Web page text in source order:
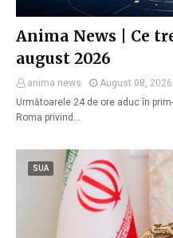
Anima News | Ce
august 2026
anima news
August 08, 2026
Următoarele 24 de ore aduc în
Roma privind…
SUA